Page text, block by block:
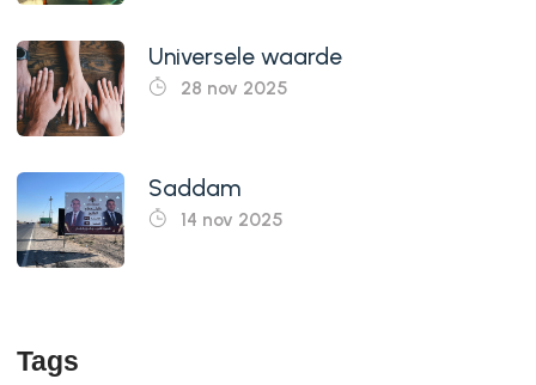
Universele waarde
28 nov 2025
Saddam
14 nov 2025
Tags